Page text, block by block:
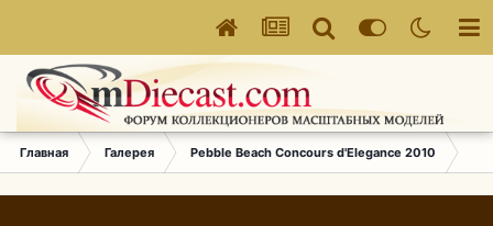
Главная Галерея Pebble Beach Concours d'Elegance 2010